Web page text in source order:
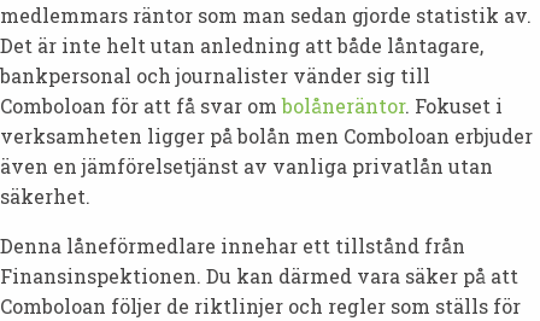
medlemmars räntor som man sedan gjorde statistik av.
Det är inte helt utan anledning att både låntagare,
bankpersonal och journalister vänder sig till
Comboloan för att få svar ombolåneräntor. Fokuset i
verksamheten ligger på bolån men Comboloan erbjuder
även en jämförelsetjänst av vanliga privatlån utan
säkerhet.
Denna låneförmedlare innehar ett tillstånd från
Finansinspektionen. Du kan därmed vara säker på att
Comboloan följer de riktlinjer och regler som ställs för